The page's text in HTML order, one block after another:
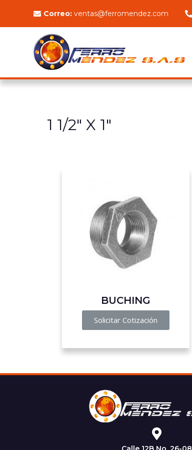
Correo: ventas@ferromendez.com
1 1/2" X 1"
BUCHING
Solicitar Cotización